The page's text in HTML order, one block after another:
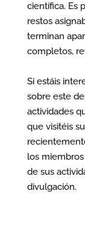
científica. Es
restos
terminan
completos,
Si estáis
sobre este
actividades
que visitéis
los
de sus
divulgación.